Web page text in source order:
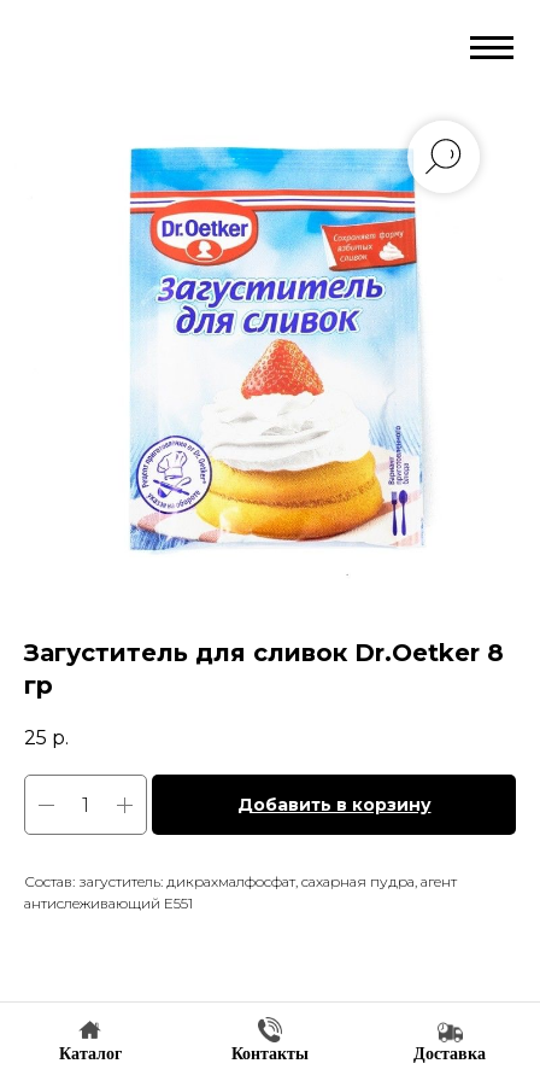
Загуститель для сливок Dr.Oetker 8
гр
25 р.
Добавить в корзину
Состав: загуститель: дикрахмалфосфат, сахарная пудра, агент
антислеживающий Е551
Каталог Контакты Доставка